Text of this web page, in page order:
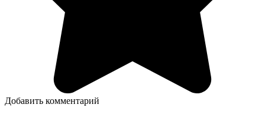
Добавить комментарий